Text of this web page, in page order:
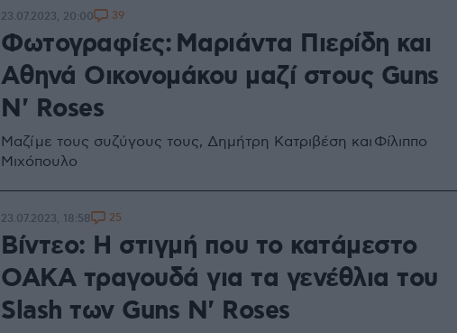
Φωτογραφίες: Μαριάντα Πιερίδη και
Αθηνά Οικονομάκου μαζί στους Guns
N' Roses
Μαζί με τους συζύγους τους, Δημήτρη Κατριβέση και Φίλιππο
Μιχόπουλο
23.07.2023, 20:00 39
Βίντεο: Η στιγμή που το κατάμεστο
ΟΑΚΑ τραγουδά για τα γενέθλια του
Slash των Guns N' Roses
23.07.2023, 18:58 25